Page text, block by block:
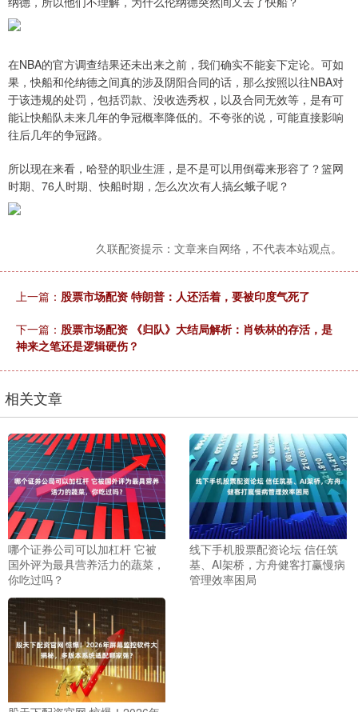
在NBA的官方调查结果还未出来之前，我们确实不能妄下定论。可如
果，快船和伦纳德之间真的涉及阴阳合同的话，那么按照以往NBA对
于该违规的处罚，包括罚款、没收选秀权，以及合同无效等，是有可
能让快船队未来几年的争冠概率降低的。不夸张的说，可能直接影响
往后几年的争冠路。
所以现在来看，哈登的职业生涯，是不是可以用倒霉来形容了？篮网
时期、76人时期、快船时期，怎么次次有人搞幺蛾子呢？
久联配资提示：文章来自网络，不代表本站观点。
上一篇： 股票市场配资 特朗普：人还活着，要被印度气死了
下一篇： 股票市场配资 《归队》大结局解析：肖铁林的存活，是
神来之笔还是逻辑硬伤？
相关文章
哪个证券公司可以加杠杆 它被
国外评为最具营养活力的蔬菜，
你吃过吗？
线下手机股票配资论坛 信任筑
基、AI架桥，方舟健客打赢慢病
管理效率困局